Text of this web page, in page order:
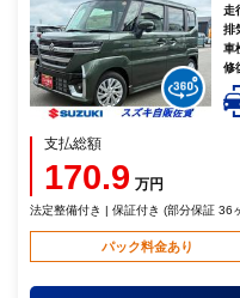
走
排
車
修
支払総額
170.9 万円
法定整備付き | 保証付き (部分保証 36
パック料金あり